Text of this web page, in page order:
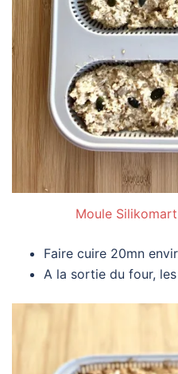
Moule
Faire cuire 20mn
A la sortie du four,